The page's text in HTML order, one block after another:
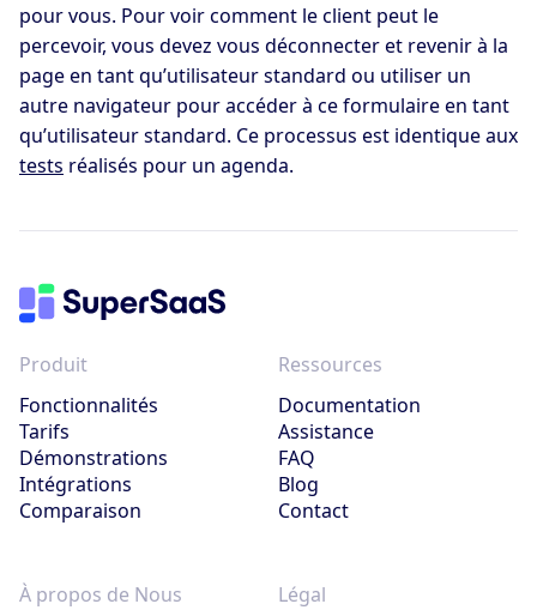
pour vous. Pour voir comment le client peut le
percevoir, vous devez vous déconnecter et revenir à la
page en tant qu’utilisateur standard ou utiliser un
autre navigateur pour accéder à ce formulaire en tant
qu’utilisateur standard. Ce processus est identique aux
tests réalisés pour un agenda.
Produit
Fonctionnalités
Tarifs
Démonstrations
Intégrations
Comparaison
Ressources
Documentation
Assistance
FAQ
Blog
Contact
À propos de Nous
Légal